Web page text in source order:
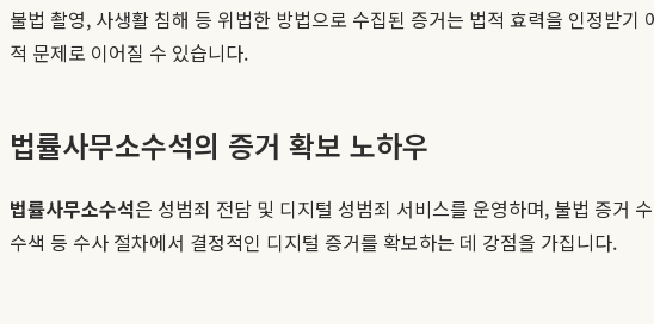
불법 촬영, 사생활 침해 등 위법한 방법으로 수집된 증거는 법적 효력을 인정받
적 문제로 이어질 수 있습니다.
법률사무소수석의 증거 확보 노하우
법률사무소수석은 성범죄 전담 및 디지털 성범죄 서비스를 운영하며, 불법 증거
수색 등 수사 절차에서 결정적인 디지털 증거를 확보하는 데 강점을 가집니다.